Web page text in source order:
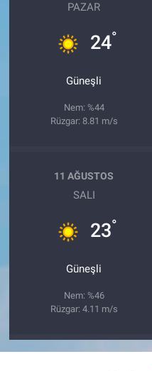
PAZAR
24°
Güneşli
Nem: %44
Rüzgar: 8.81 m/s
11 AĞUSTOS
SALI
23°
Güneşli
Nem: %46
Rüzgar: 4.11 m/s